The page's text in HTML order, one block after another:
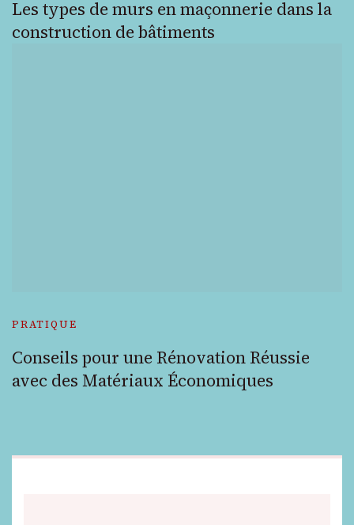
Les types de murs en maçonnerie dans la
construction de bâtiments
PRATIQUE
Conseils pour une Rénovation Réussie
avec des Matériaux Économiques